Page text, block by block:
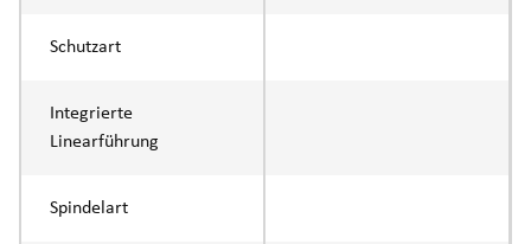
Schutzart
Integrierte
Linearführung
Spindelart